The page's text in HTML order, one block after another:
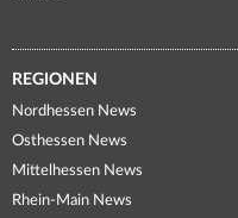
REGIONEN
Nordhessen News
Osthessen News
Mittelhessen News
Rhein-Main News